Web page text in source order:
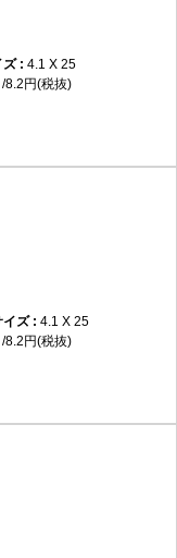
4.1 X 25
8.2円(税抜)
4.1 X 25
8.2円(税抜)